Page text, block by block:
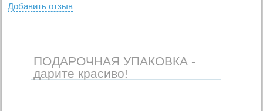
Добавить отзыв
ПОДАРОЧНАЯ УПАКОВКА -
дарите красиво!